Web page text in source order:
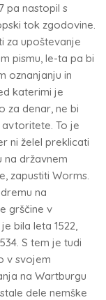
pa nastopil s
tok zgodovine.
za upoštevanje
pismu, le-ta pa bi
oznanjanju in
katerimi je
za denar, ne bi
To je
ni želel preklicati
na državnem
zapustiti Worms.
na
grščine v
bila leta 1522,
S tem je tudi
v svojem
na Wartburgu
dele nemške